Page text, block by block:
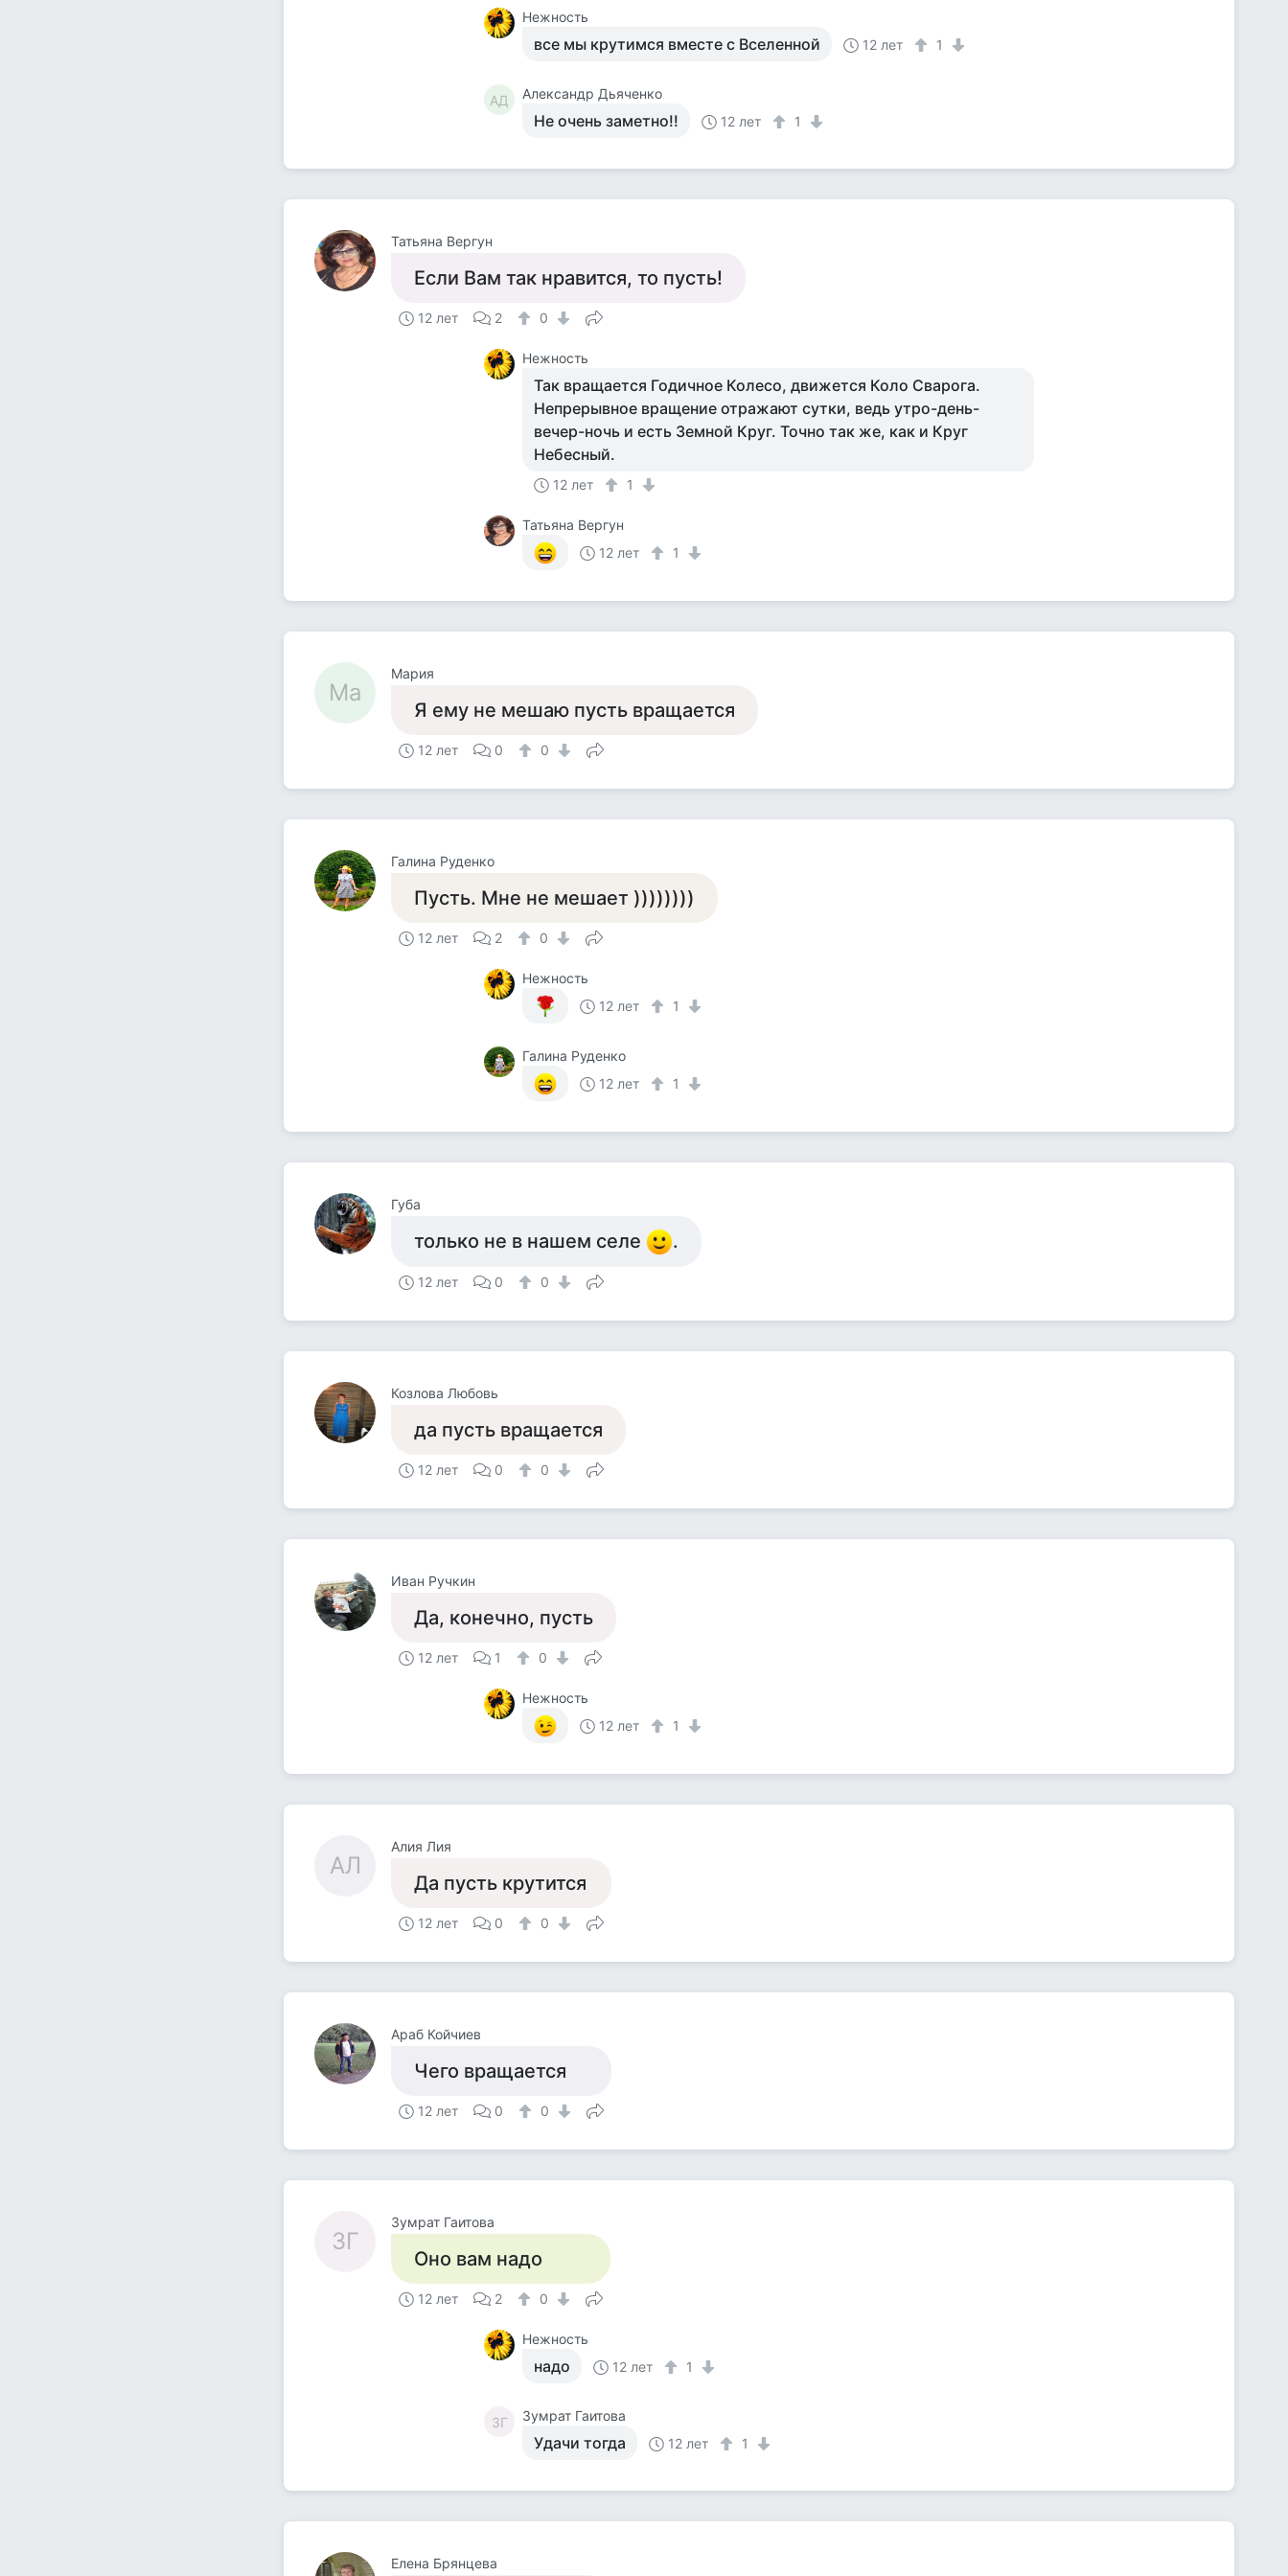
Нежность
все мы крутимся вместе с Вселенной 12 лет 1
АД Александр Дьяченко
Не очень заметно!! 12 лет 1
Татьяна Вергун
Если Вам так нравится, то пусть!
12 лет 2 0
Нежность
Так вращается Годичное Колесо, движется Коло Сварога.
Непрерывное вращение отражают сутки, ведь утро-день-
вечер-ночь и есть Земной Круг. Точно так же, как и Круг
Небесный.
12 лет 1
Татьяна Вергун
12 лет
1
Ма
Мария
Я ему не мешаю пусть вращается
12 лет 0 0
Галина Руденко
Пусть. Мне не мешает ))))))))
12 лет 2 0
Нежность
12 лет
1
Галина Руденко
12 лет
1
Губа
только не в нашем селе .
12 лет 0 0
Козлова Любовь
да пусть вращается
12 лет 0 0
Иван Ручкин
Да, конечно, пусть
12 лет 1 0
Нежность
12 лет
1
АЛ
Алия Лия
Да пусть крутится
12 лет 0 0
Араб Койчиев
Чего вращается
12 лет 0 0
ЗГ
Зумрат Гаитова
Оно вам надо
12 лет 2 0
Нежность
надо 12 лет 1
ЗГ Зумрат Гаитова
Удачи тогда 12 лет 1
Елена Брянцева